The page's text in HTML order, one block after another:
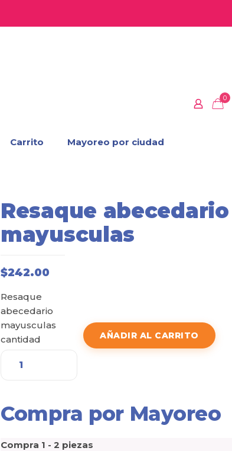
Carrito Mayoreo por ciudad
0
Resaque abecedario
mayusculas
$242.00
Resaque
abecedario
mayusculas
cantidad
AÑADIR AL CARRITO
Compra por Mayoreo
Compra 1 - 2 piezas